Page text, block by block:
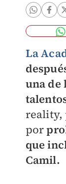
La
una de
reality,
por
que
Camil.